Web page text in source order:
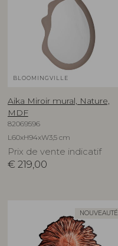
BLOOMINGVILLE
Aika Miroir mural, Nature,
MDF
82069596
L60xH94xW3,5 cm
Prix de vente indicatif
€ 219,00
NOUVEAUTÉ